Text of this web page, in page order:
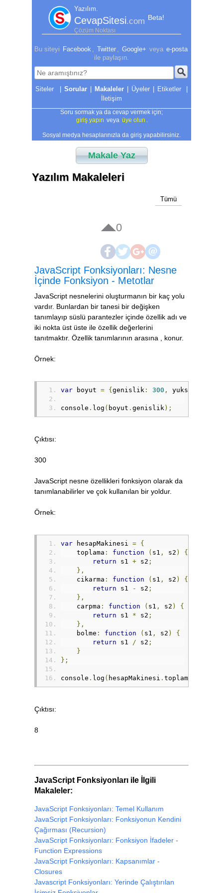
Yazılım.
CevapSitesi.com Beta!
Çözüm Noktası
Bu siteyi Facebook Twitter Google+ veya e-posta
ile paylaşın.
| Sorular | Makaleler | Üyeler | Etiketler
|
İletişim
Soru sormak ya da cevap vermek için;
giriş yapın veya üye olun
Sosyal medya hesaplarınızla da giriş yapabilirsiniz.
Makale Yaz
Yazılım Makaleleri
Tümü
0
JavaScript Fonksiyonları: Nesne
İçinde Fonksiyon - Metotlar
JavaScript nesnelerini oluşturmanın bir kaç yolu
vardır. Bunlardan bir tanesi bir değişken
tanımlayıp süslü parantezler içinde özellik adı ve
iki nokta üst üste ile özellik değerlerini
tanıtmaktır. Özellik tanımlarının arasına , konur.
Örnek:
var boyut = {genislik : 300 , yukseklik
console . log ( boyut . genislik );
Çıktısı:
300
JavaScript nesne özellikleri fonksiyon olarak da
tanımlanabilirler ve çok kullanılan bir yoldur.
Örnek:
var hesapMakinesi = {
    toplama
: function ( s1 , s2 )
{
return s1 + s2 ;
},
    cikarma
: function ( s1 , s2 )
{
return s1 - s2 ;
},
    carpma
: function ( s1 , s2 )
{
return s1 * s2 ;
},
    bolme
: function ( s1 , s2 )
{
return s1 / s2 ;
}
};
console . log ( hesapMakinesi . toplama
Çıktısı:
8
JavaScript Fonksiyonları ile İlgili
Makaleler:
JavaScript Fonksiyonları: Temel Kullanım
JavaScript Fonksiyonları: Fonksiyonun Kendini
Çağırması (Recursion)
JavaScript Fonksiyonları: Fonksiyon İfadeler -
Function Expressions
JavaScript Fonksiyonları: Kapsanımlar -
Closures
Javascript Fonksiyonları: Yerinde Çalıştırılan